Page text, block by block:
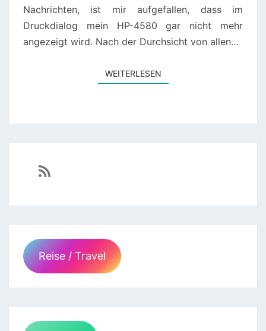
Nachrichten, ist mir aufgefallen, dass im
Druckdialog mein HP-4580 gar nicht mehr
angezeigt wird. Nach der Durchsicht von allen…
WEITERLESENWEITERLESEN
https://sven-essen.de/feed/
Reise / Travel